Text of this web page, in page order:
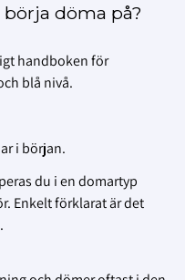
döma på?
handboken för
blå nivå.
i början.
du i en domartyp
Enkelt förklarat är det